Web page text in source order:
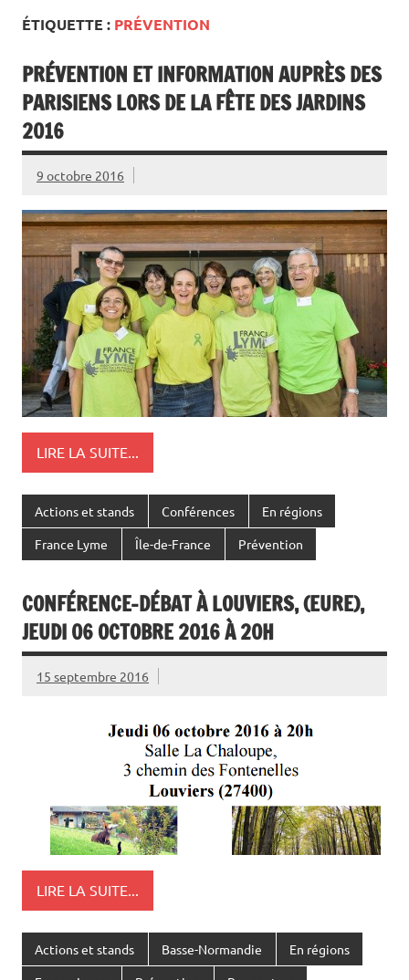
ÉTIQUETTE : PRÉVENTION
PRÉVENTION ET INFORMATION AUPRÈS DES
PARISIENS LORS DE LA FÊTE DES JARDINS
2016
9 octobre 2016
LIRE LA SUITE...
Actions et stands Conférences En régions
France Lyme Île-de-France Prévention
CONFÉRENCE-DÉBAT À LOUVIERS, (EURE),
JEUDI 06 OCTOBRE 2016 À 20H
15 septembre 2016
LIRE LA SUITE...
Actions et stands Basse-Normandie En régions